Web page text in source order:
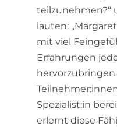
teilzunehmen?“
lauten:
mit viel
Erfahrungen
Spezialist:in
erlernt diese